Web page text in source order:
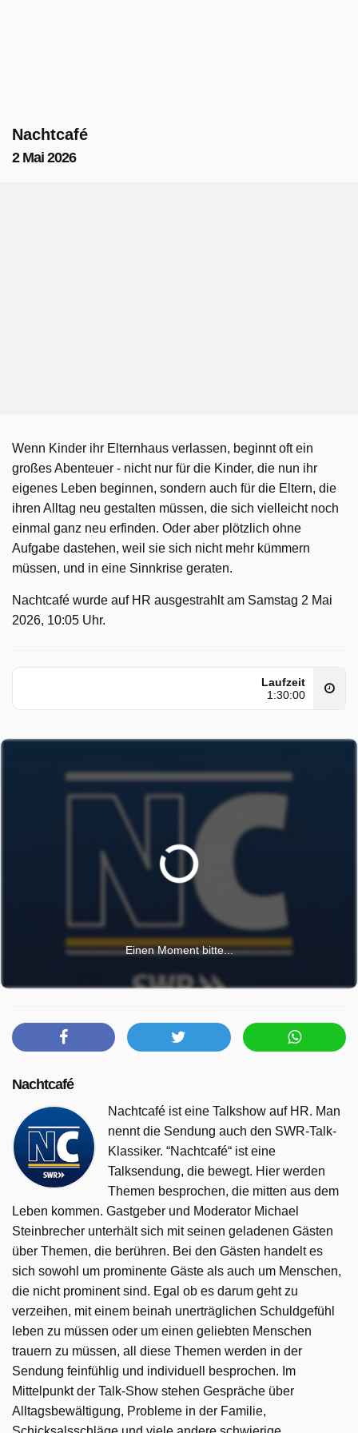
Nachtcafé
2 Mai 2026
Wenn Kinder ihr Elternhaus verlassen, beginnt oft ein
großes Abenteuer - nicht nur für die Kinder, die nun ihr
eigenes Leben beginnen, sondern auch für die Eltern, die
ihren Alltag neu gestalten müssen, die sich vielleicht noch
einmal ganz neu erfinden. Oder aber plötzlich ohne
Aufgabe dastehen, weil sie sich nicht mehr kümmern
müssen, und in eine Sinnkrise geraten.
Nachtcafé wurde auf HR ausgestrahlt am Samstag 2 Mai
2026, 10:05 Uhr.
Laufzeit
1:30:00
Einen Moment bitte...
Nachtcafé
Nachtcafé ist eine Talkshow auf HR. Man
nennt die Sendung auch den SWR-Talk-
Klassiker. “Nachtcafé“ ist eine
Talksendung, die bewegt. Hier werden
Themen besprochen, die mitten aus dem
Leben kommen. Gastgeber und Moderator Michael
Steinbrecher unterhält sich mit seinen geladenen Gästen
über Themen, die berühren. Bei den Gästen handelt es
sich sowohl um prominente Gäste als auch um Menschen,
die nicht prominent sind. Egal ob es darum geht zu
verzeihen, mit einem beinah unerträglichen Schuldgefühl
leben zu müssen oder um einen geliebten Menschen
trauern zu müssen, all diese Themen werden in der
Sendung feinfühlig und individuell besprochen. Im
Mittelpunkt der Talk-Show stehen Gespräche über
Alltagsbewältigung, Probleme in der Familie,